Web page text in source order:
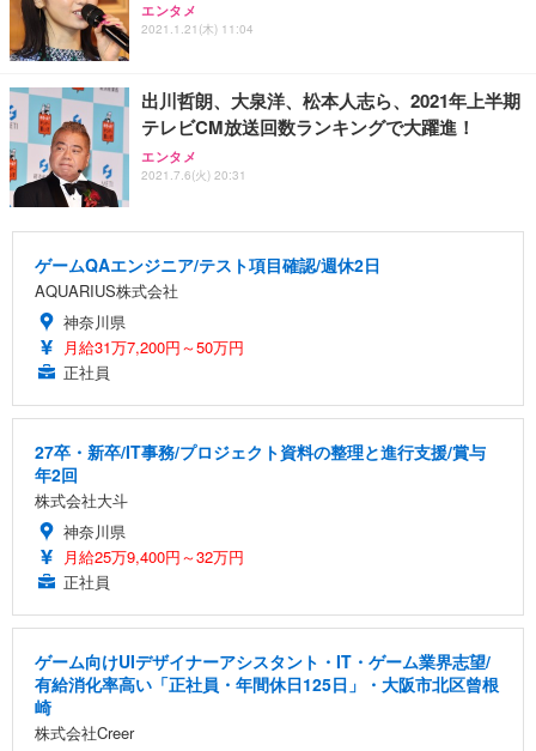
エンタメ
2021.1.21(木) 11:04
出川哲朗、大泉洋、松本人志ら、2021年上半期
テレビCM放送回数ランキングで大躍進！
エンタメ
2021.7.6(火) 20:31
ゲームQAエンジニア/テスト項目確認/週休2日
AQUARIUS株式会社
神奈川県
月給31万7,200円～50万円
正社員
27卒・新卒/IT事務/プロジェクト資料の整理と進行支援/賞与
年2回
株式会社大斗
神奈川県
月給25万9,400円～32万円
正社員
ゲーム向けUIデザイナーアシスタント・IT・ゲーム業界志望/
有給消化率高い「正社員・年間休日125日」・大阪市北区曾根
崎
株式会社Creer